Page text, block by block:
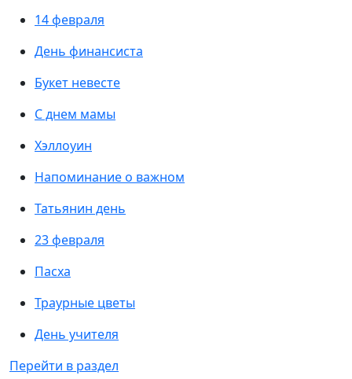
14 февраля
День финансиста
Букет невесте
С днем мамы
Хэллоуин
Напоминание о важном
Татьянин день
23 февраля
Пасха
Траурные цветы
День учителя
Перейти в раздел